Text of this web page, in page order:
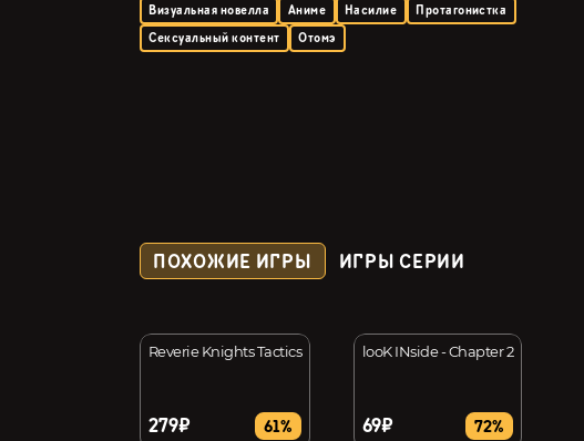
Визуальная новелла Аниме Насилие
Протагонистка
Сексуальный контент
Отомэ
ПОХОЖИЕ ИГРЫ ИГРЫ СЕРИИ
Reverie Knights Tactics
279₽ 61%
looK INside - Chapter 2
69₽ 72%